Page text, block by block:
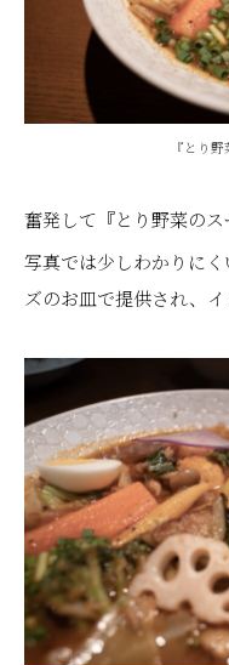
『とり
奮発して『とり野菜の
写真では少しわかりに
ズのお皿で提供され、